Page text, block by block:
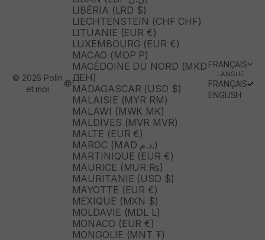
LIBÉRIA (LRD $)
LIECHTENSTEIN (CHF CHF)
LITUANIE (EUR €)
LUXEMBOURG (EUR €)
MACAO (MOP P)
MACÉDOINE DU NORD (MKD
ДЕН)
MADAGASCAR (USD $)
MALAISIE (MYR RM)
MALAWI (MWK MK)
MALDIVES (MVR MVR)
MALTE (EUR €)
MAROC (MAD د.م.)
MARTINIQUE (EUR €)
MAURICE (MUR ₨)
MAURITANIE (USD $)
MAYOTTE (EUR €)
MEXIQUE (MXN $)
MOLDAVIE (MDL L)
MONACO (EUR €)
MONGOLIE (MNT ₮)
FRANÇAIS
LANGUE
FRANÇAIS
ENGLISH
© 2026 Polín
et moi